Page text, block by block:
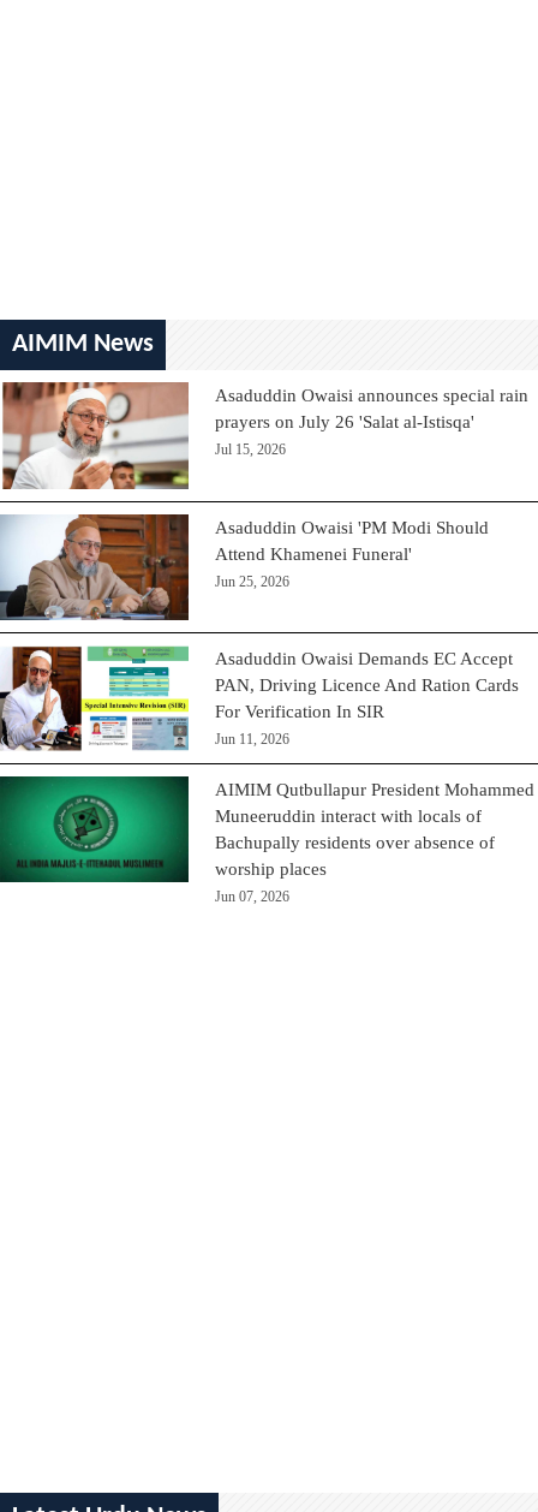
AIMIM News
Asaduddin Owaisi announces special rain
prayers on July 26 'Salat al-Istisqa'
Jul 15, 2026
Asaduddin Owaisi 'PM Modi Should
Attend Khamenei Funeral'
Jun 25, 2026
Asaduddin Owaisi Demands EC Accept
PAN, Driving Licence And Ration Cards
For Verification In SIR
Jun 11, 2026
AIMIM Qutbullapur President Mohammed
Muneeruddin interact with locals of
Bachupally residents over absence of
worship places
Jun 07, 2026